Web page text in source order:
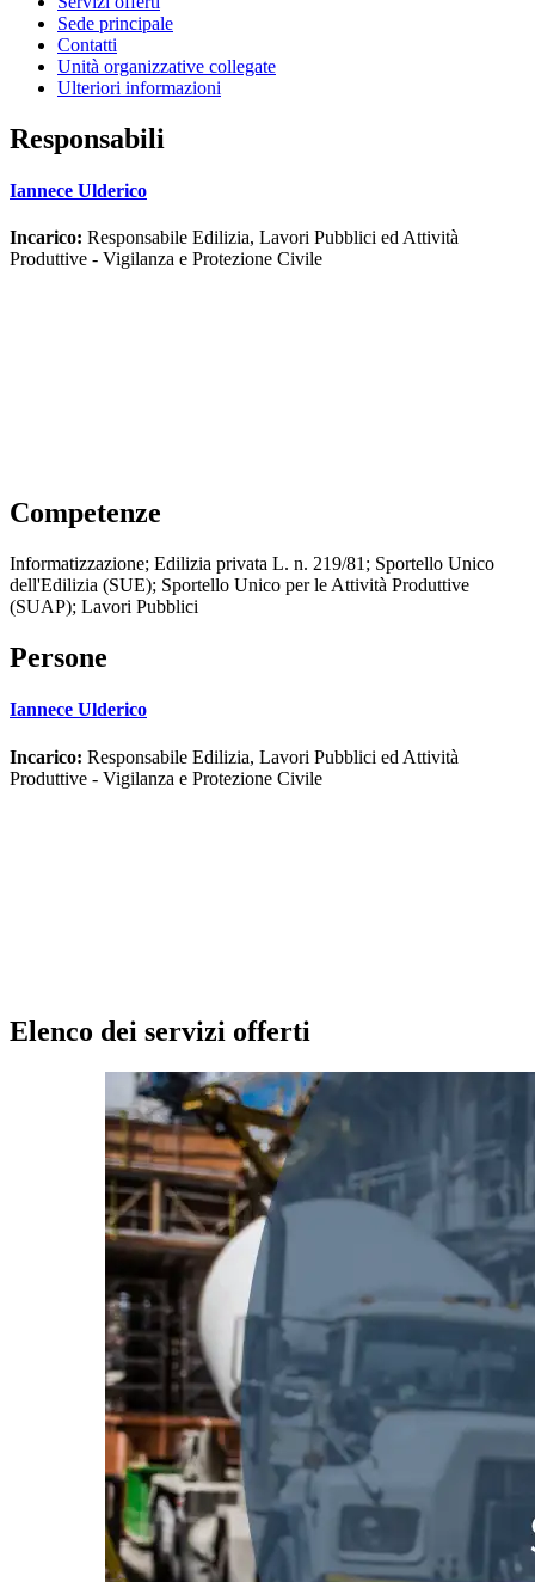
Sede principale
Contatti
Unità organizzative collegate
Ulteriori informazioni
Responsabili
Iannece Ulderico
Incarico: Responsabile Edilizia, Lavori Pubblici ed Attività
Produttive - Vigilanza e Protezione Civile
Competenze
Informatizzazione; Edilizia privata L. n. 219/81; Sportello Unico
dell'Edilizia (SUE); Sportello Unico per le Attività Produttive
(SUAP); Lavori Pubblici
Persone
Iannece Ulderico
Incarico: Responsabile Edilizia, Lavori Pubblici ed Attività
Produttive - Vigilanza e Protezione Civile
Elenco dei servizi offerti